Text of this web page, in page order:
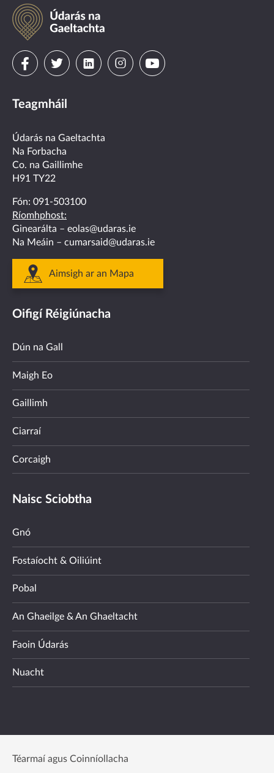
Údarás
na
Gaeltachta
Visit
on
facebook
Visit
on
twitter
Visit
linkedin
VisitVisit
Teagmháil
Údarás na Gaeltachta
Na Forbacha
Co. na Gaillimhe
H91 TY22
Fón: 091-503100
Ríomhphost:
Ginearálta – eolas@udaras.ie
Na Meáin – cumarsaid@udaras.ie
Aimsigh ar an Mapa
Oifigí Réigiúnacha
Dún na Gall
Maigh Eo
Gaillimh
Ciarraí
Corcaigh
Naisc Sciobtha
Gnó
Fostaíocht & Oiliúint
Pobal
An Ghaeilge & An Ghaeltacht
Faoin Údarás
Nuacht
Téarmaí agus Coinníollacha